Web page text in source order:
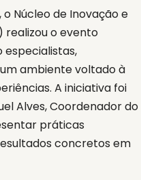
o Núcleo de Inovação e
realizou o evento
especialistas,
ambiente voltado à
A iniciativa foi
Alves, Coordenador do
práticas
concretos em